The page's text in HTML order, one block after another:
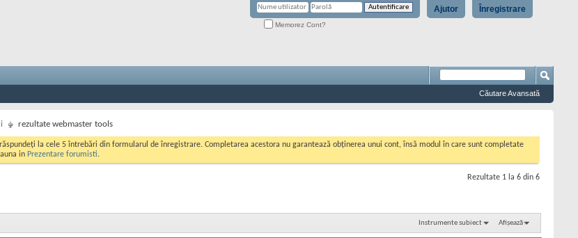
Înregistrare
Ajutor
Memorez Cont?
Căutare Avansată
rezultate webmaster tools
la cele 5 întrebări din formularul de înregistrare. Completarea acestora nu garantează obținerea unui cont, însă modul în care sunt completate
in Prezentare forumisti.
Rezultate 1 la 6 din 6
Instrumente subiect Afișează